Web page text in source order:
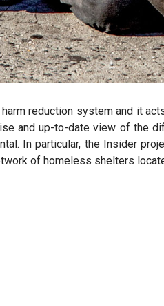
reduction system and it
and up-to-date view of the
In particular, the Insider
of homeless shelters